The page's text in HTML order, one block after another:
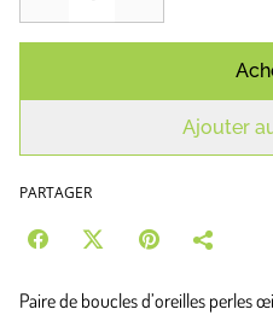
Ajouter
PARTAGER
Paire de boucles d’oreilles perles